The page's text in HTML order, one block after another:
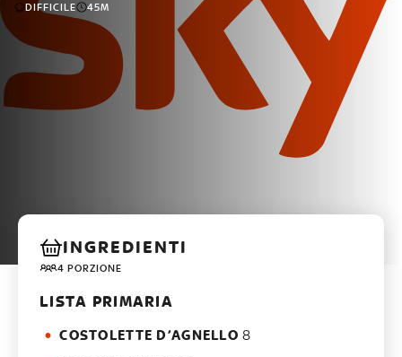
DIFFICILE 45M
INGREDIENTI
4 PORZIONE
LISTA PRIMARIA
COSTOLETTE D’AGNELLO 8